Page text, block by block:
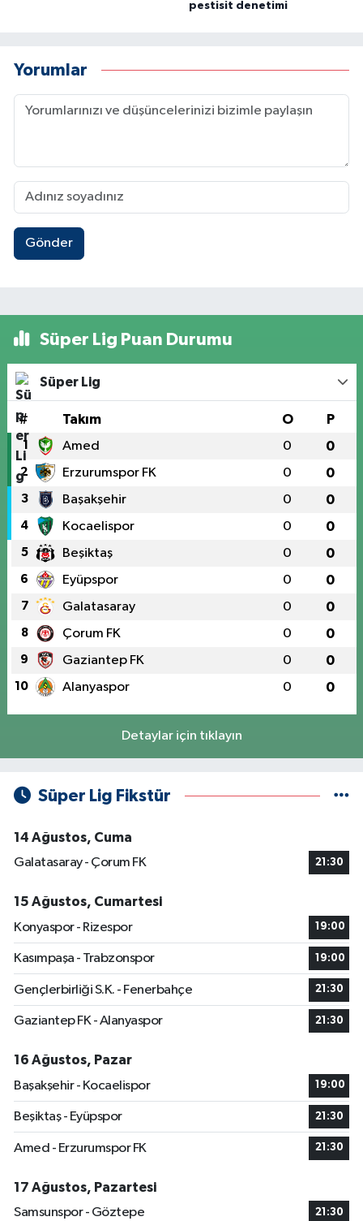
pestisit denetimi
Yorumlar
Gönder
Süper Lig Puan Durumu
Süper Lig
# Takım O P
1 Amed 0 0
2 Erzurumspor FK 0 0
3 Başakşehir 0 0
4 Kocaelispor 0 0
5 Beşiktaş 0 0
6 Eyüpspor 0 0
7 Galatasaray 0 0
8 Çorum FK 0 0
9 Gaziantep FK 0 0
10 Alanyaspor 0 0
Detaylar için tıklayın
Süper Lig Fikstür
14 Ağustos, Cuma
Galatasaray - Çorum FK
21:30
15 Ağustos, Cumartesi
Konyaspor - Rizespor
19:00
Kasımpaşa - Trabzonspor 19:00
Gençlerbirliği S.K. - Fenerbahçe 21:30
Gaziantep FK - Alanyaspor 21:30
16 Ağustos, Pazar
Başakşehir - Kocaelispor
19:00
Beşiktaş - Eyüpspor 21:30
Amed - Erzurumspor FK 21:30
17 Ağustos, Pazartesi
Samsunspor - Göztepe
21:30